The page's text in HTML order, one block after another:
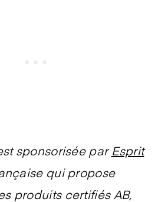
sponsorisée par Esprit
qui propose
produits certifiés AB,